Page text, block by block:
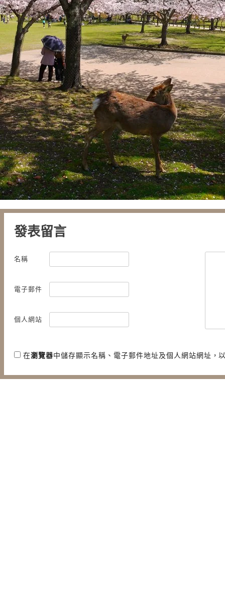
發表留言
名稱
電子郵件
個人網站
在瀏覽器中儲存顯示名稱、電子郵件地址及個人網站網址，